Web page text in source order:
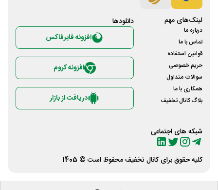
لینک‌های مهم
درباره ما
تماس با ما
قوانین استفاده
حریم خصوصی
سوالات متداول
همکاری با ما
بلاگ کانال تخفیف
شبکه های اجتماعی
دانلود‌ها
افزونه فایرفاکس
افزونه کروم
دریافت از بازار
کلیه حقوق برای کانال تخفیفمحفوظ است © 1405